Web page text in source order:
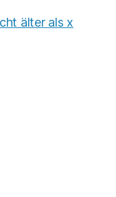
älter als x